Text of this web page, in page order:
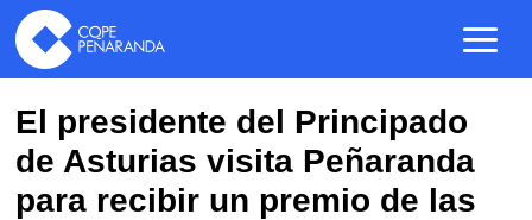
El presidente del Principado
de Asturias visita Peñaranda
para recibir un premio de las